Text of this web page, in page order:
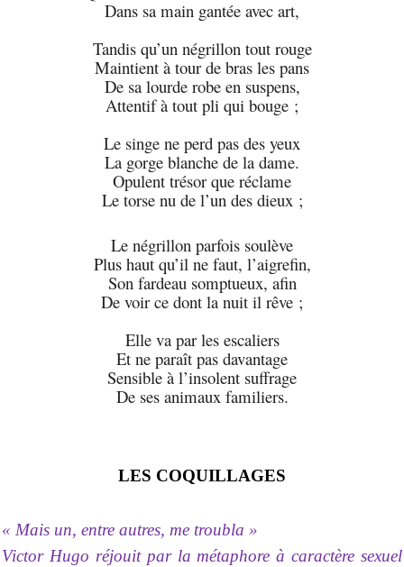
Dans sa main gantée avec art,
Tandis qu’un négrillon tout rouge
Maintient à tour de bras les pans
De sa lourde robe en suspens,
Attentif à tout pli qui bouge ;
Le singe ne perd pas des yeux
La gorge blanche de la dame.
Opulent trésor que réclame
Le torse nu de l’un des dieux ;
Le négrillon parfois soulève
Plus haut qu’il ne faut, l’aigrefin,
Son fardeau somptueux, afin
De voir ce dont la nuit il rêve ;
Elle va par les escaliers
Et ne paraît pas davantage
Sensible à l’insolent suffrage
De ses animaux familiers.
LES COQUILLAGES
« Mais un, entre autres, me troubla »
Victor Hugo réjouit par la métaphore à caractère sexuel